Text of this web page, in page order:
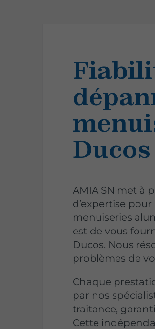
Ducos
AMIA SN met à
d’expertise
menuiseries
est de vous
Ducos. Nous
problèmes de
Chaque
par nos
traitance,
Cette